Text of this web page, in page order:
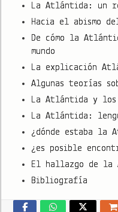
La Atlántida: un
Hacia el abismo
De cómo la
mundo
La explicación
Algunas teorías
La Atlántida y
La Atlántida:
¿dónde estaba la
¿es posible
El hallazgo de la
Bibliografía